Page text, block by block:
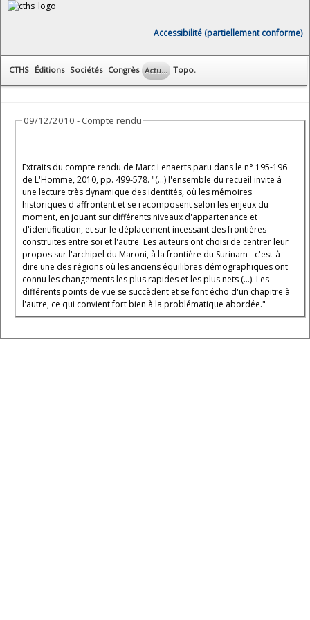
Accessibilité (partiellement conforme)
CTHS Éditions Sociétés Congrès Actu... Topo.
09/12/2010 - Compte rendu
Extraits du compte rendu de Marc Lenaerts paru dans le n° 195-196
de L'Homme, 2010, pp. 499-578. "(...) l'ensemble du recueil invite à
une lecture très dynamique des identités, où les mémoires
historiques d'affrontent et se recomposent selon les enjeux du
moment, en jouant sur différents niveaux d'appartenance et
d'identification, et sur le déplacement incessant des frontières
construites entre soi et l'autre. Les auteurs ont choisi de centrer leur
propos sur l'archipel du Maroni, à la frontière du Surinam - c'est-à-
dire une des régions où les anciens équilibres démographiques ont
connu les changements les plus rapides et les plus nets (...). Les
différents points de vue se succèdent et se font écho d'un chapitre à
l'autre, ce qui convient fort bien à la problématique abordée."